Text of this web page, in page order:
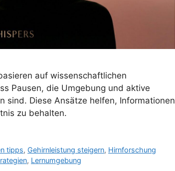
auf wissenschaftlichen
Pausen, die Umgebung und aktive
sind. Diese Ansätze helfen, Informationen
zu behalten.
tipps, Gehirnleistung steigern, Hirnforschung
, Lernumgebung